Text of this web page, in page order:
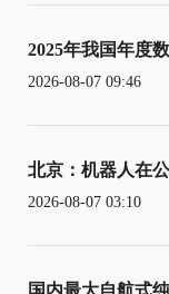
2025年我国年度
2026-08-07 09:46
北京：机器人在
2026-08-07 03:10
国内最大自航式